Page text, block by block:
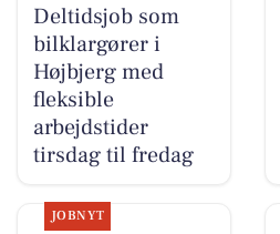
Deltidsjob som
bilklargører i
Højbjerg med
fleksible
arbejdstider
tirsdag til fredag
JOBNYT